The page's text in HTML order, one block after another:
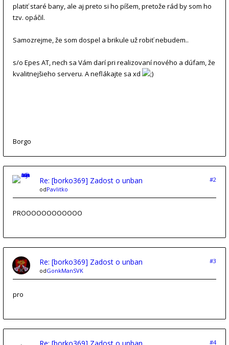
platiť staré bany, ale aj preto si ho píšem, pretože rád by som ho
tzv. opáčil.
Samozrejme, že som dospel a brikule už robiť nebudem..
s/o Epes AT, nech sa Vám darí pri realizovaní nového a dúfam, že
kvalitnejšieho serveru. A neflákajte sa xd
Borgo
Re: [borko369] Zadost o unban
#2
odPavlitko
PROOOOOOOOOOOO
Re: [borko369] Zadost o unban
#3
odGonkManSVK
pro
#4